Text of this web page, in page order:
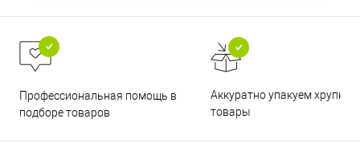
Профессиональная помощь в
подборе товаров
Аккуратно упакуем хрупкие
товары